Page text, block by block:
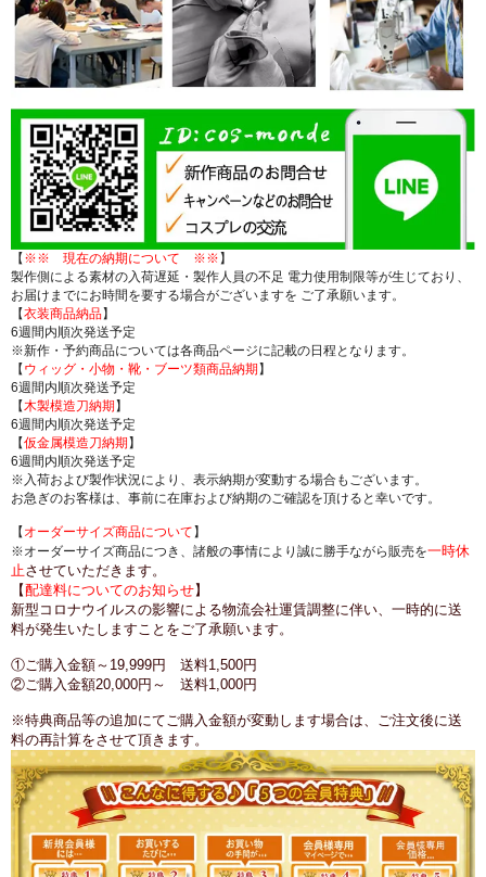
【※※ 現在の納期について ※※】
製作側による素材の入荷遅延・製作人員の不足 電力使用制限等が生じており、
お届けまでにお時間を要する場合がございますを ご了承願います。
【衣装商品納品】
6週間内順次発送予定
※新作・予約商品については各商品ページに記載の日程となります。
【ウィッグ・小物・靴・ブーツ類商品納期】
6週間内順次発送予定
【木製模造刀納期】
6週間内順次発送予定
【仮金属模造刀納期】
6週間内順次発送予定
※入荷および製作状況により、表示納期が変動する場合もございます。
お急ぎのお客様は、事前に在庫および納期のご確認を頂けると幸いです。
【オーダーサイズ商品について】
※オーダーサイズ商品につき、諸般の事情により誠に勝手ながら販売を一時休
止させていただきます。
【配達料についてのお知らせ】
新型コロナウイルスの影響による物流会社運賃調整に伴い、一時的に送
料が発生いたしますことをご了承願います。
①ご購入金額～19,999円 送料1,500円
②ご購入金額20,000円～ 送料1,000円
※特典商品等の追加にてご購入金額が変動します場合は、ご注文後に送
料の再計算をさせて頂きます。